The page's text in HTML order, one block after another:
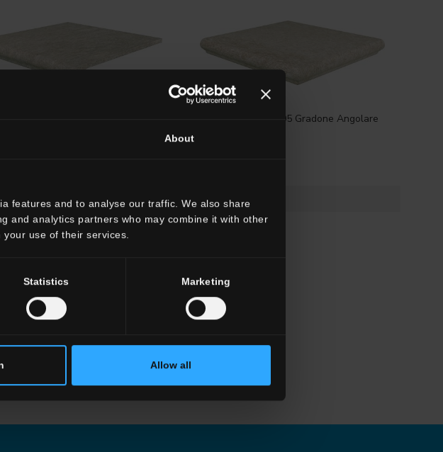
About
features and to analyse our traffic. We also share
and analytics partners who may combine it with other
use of their services.
Statistics Marketing
Allow all
33x33 . 13"x13"
HRT 05 Gradone Angolare